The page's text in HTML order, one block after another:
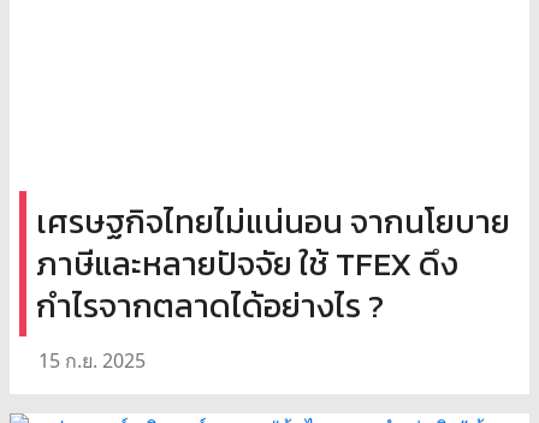
เศรษฐกิจไทยไม่แน่นอน จากนโยบาย
ภาษีและหลายปัจจัย ใช้ TFEX ดึง
กำไรจากตลาดได้อย่างไร ?
15 ก.ย. 2025